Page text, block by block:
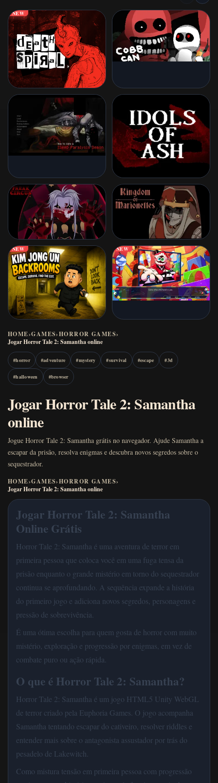
NEW
NEW NEW
HOME›GAMES›HORROR GAMES›
Jogar Horror Tale 2: Samantha online
#horror #adventure #mystery #survival #escape #3d
#halloween #browser
Jogar Horror Tale 2: Samantha
online
Jogue Horror Tale 2: Samantha grátis no navegador. Ajude Samantha a
escapar da prisão, resolva enigmas e descubra novos segredos sobre o
sequestrador.
HOME›GAMES›HORROR GAMES›
Jogar Horror Tale 2: Samantha online
Jogar Horror Tale 2: Samantha
Online Grátis
Horror Tale 2: Samantha é uma aventura de terror em
primeira pessoa que coloca você em uma fuga tensa da
prisão enquanto o grande mistério em torno do sequestrador
continua se aprofundando. A sequência expande a história
do primeiro jogo e adiciona novos segredos, personagens e
pressão de sobrevivência.
É uma ótima escolha para quem gosta de horror com muito
mistério, exploração e progressão por enigmas, em vez de
combate puro ou ação rápida.
O que é Horror Tale 2: Samantha?
Horror Tale 2: Samantha é um jogo HTML5 Unity WebGL
de terror criado pela Euphoria Games. O jogo acompanha
Samantha tentando escapar do cativeiro, resolver riddles e
entender mais sobre o antagonista assustador por trás do
pesadelo de Lakewitch.
Como mistura tensão em primeira pessoa com progressão